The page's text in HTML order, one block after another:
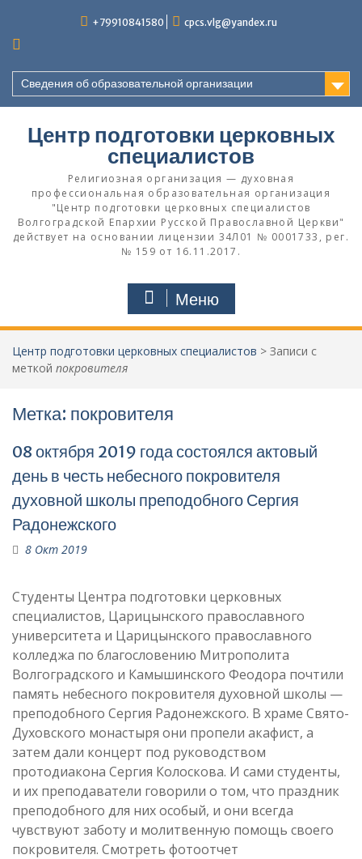
содержимому
+79910841580 cpcs.vlg@yandex.ru
Сведения об образовательной организации
Центр подготовки церковных
специалистов
Религиозная организация — духовная
профессиональная образовательная организация
"Центр подготовки церковных специалистов
Волгоградской Eпархии Русской Православной Церкви"
действует на основании лицензии 34Л01 № 0001733, рег.
№ 159 от 16.11.2017.
Меню
Центр подготовки церковных специалистов > Записи с
меткой покровителя
Метка: покровителя
08 октября 2019 года состоялся актовый
день в честь небесного покровителя
духовной школы преподобного Сергия
Радонежского
8 Окт 2019
Студенты Центра подготовки церковных
специалистов, Царицынского православного
университета и Царицынского православного
колледжа по благословению Митрополита
Волгоградского и Камышинского Феодора почтили
память небесного покровителя духовной школы —
преподобного Сергия Радонежского. В храме Свято-
Духовского монастыря они пропели акафист, а
затем дали концерт под руководством
протодиакона Сергия Колоскова. И сами студенты,
и их преподаватели говорили о том, что праздник
преподобного для них особый, и они всегда
чувствуют заботу и молитвенную помощь своего
покровителя. Смотреть фотоотчет